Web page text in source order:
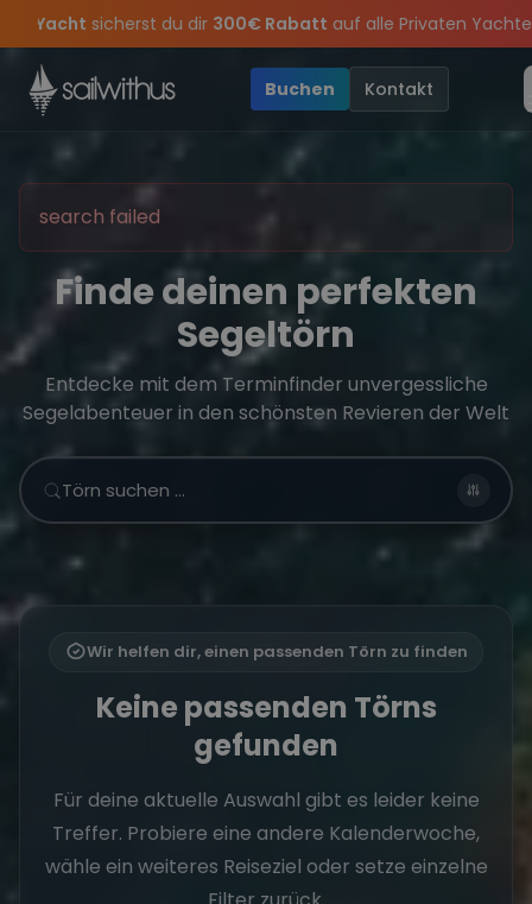
Skip to content
Sichere Dir jetztDein Meilenbuch und Deine sailwithus-
keineTörn-Updates, Insider-Tippsund exklusive Angebote
Closing Party 2026!Die Saison war legendär – wir feiern die
Buchen
Kontakt
search failed
Finde deinen perfekten
Segeltörn
Entdecke mit dem Terminfinder unvergessliche
Segelabenteuer in den schönsten Revieren der Welt
Törn suchen …
Wir helfen dir, einen passenden Törn zu finden
Keine passenden Törns
gefunden
Für deine aktuelle Auswahl gibt es leider keine
Treffer. Probiere eine andere Kalenderwoche,
wähle ein weiteres Reiseziel oder setze einzelne